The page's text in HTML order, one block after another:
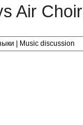
Air Choir